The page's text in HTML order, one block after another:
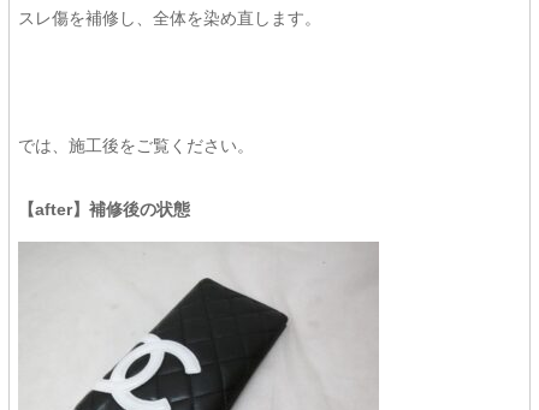
スレ傷を補修し、全体を染め直します。
では、施工後をご覧ください。
【after】補修後の状態